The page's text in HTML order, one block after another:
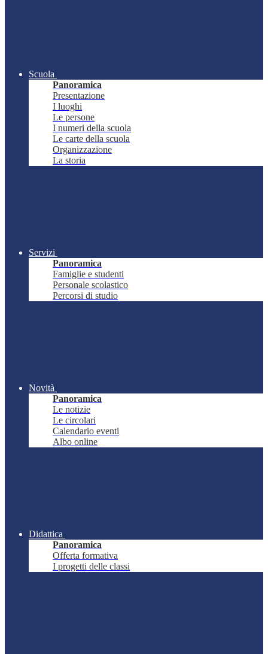
Scuola
Panoramica
Presentazione
I luoghi
Le persone
I numeri della scuola
Le carte della scuola
Organizzazione
La storia
Servizi
Panoramica
Famiglie e studenti
Personale scolastico
Percorsi di studio
Novità
Panoramica
Le notizie
Le circolari
Calendario eventi
Albo online
Didattica
Panoramica
Offerta formativa
I progetti delle classi